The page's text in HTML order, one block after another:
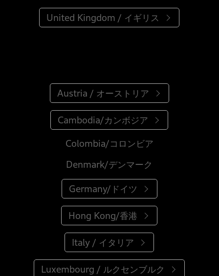
United Kingdom / イギリス
Austria / オーストリア
Cambodia/カンボジア
Colombia/コロンビア
Denmark/デンマーク
Germany/ドイツ
Hong Kong/香港
Italy / イタリア
Luxembourg / ルクセンブルク